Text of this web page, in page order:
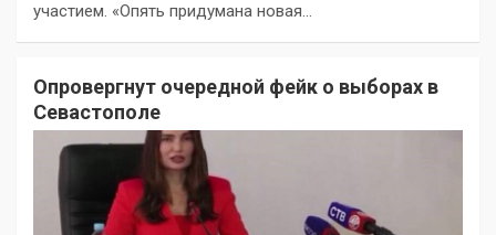
участием. «Опять придумана новая…
Опровергнут очередной фейк о выборах в
Севастополе